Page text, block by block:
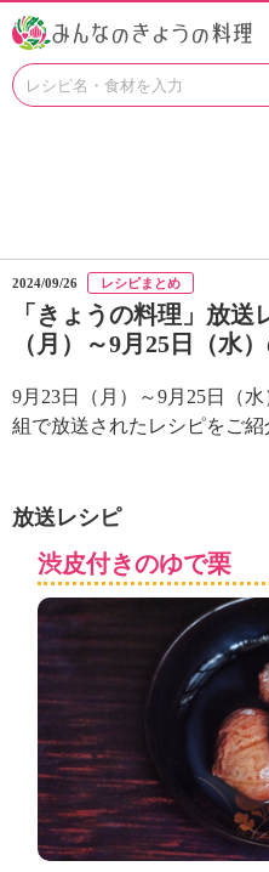
N
ョ
2024/09/26 レシピまとめ
「きょうの料理」放送
（月）～9月25日（水
9月23日（月）～9月25日（
組で放送されたレシピをご紹
放送レシピ
渋皮付きのゆで栗